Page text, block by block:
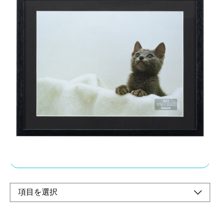
シンプルな写真額。モノトーンスタイルや北欧モ
ダンなど、様々なデザインと相性が良いフレーム
です。
メーカー希望小売価格：
¥3,160 + 税
シンプルな形状の写真額はリビングにも子供部屋にも相性良し。
写真が映えるマット付き写真サイズに合わせて選べます。